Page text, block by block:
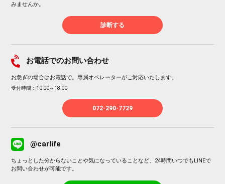
みませんか。
診断する
お電話でのお問い合わせ
お急ぎの場合はお電話で。専属オペレーターがご対応いたします。
受付時間：10:00～18:00
072-290-7729
@carlife
ちょっとした分からないことや気になっていることなど、24時間いつでもLINEで
お問い合わせが可能です。